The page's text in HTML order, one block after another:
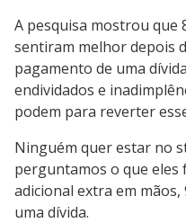
A pesquisa mostrou que
sentiram melhor depois
pagamento de uma
endividados e
podem para reverter
Ninguém quer estar no
perguntamos o que eles
adicional extra em
uma dívida.